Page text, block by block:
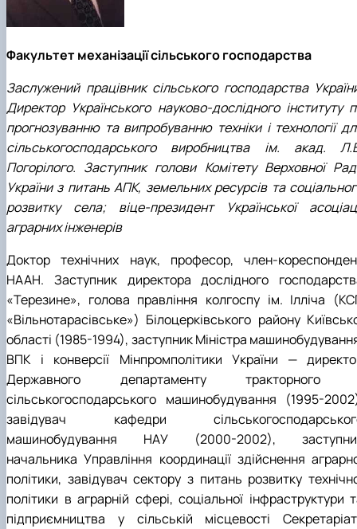
Факультет механізації сільського господарства
Заслужений працівник сільського господарства
Директор Українського науково-дослідного інституту
прогнозуванню та випробуванню техніки і технології
сільськогосподарського виробництва ім. акад.
Погорілого. Заступник голови Комітету Верховної
України з питань АПК, земельних ресурсів та
розвитку села; віце-президент Української
аграрних інженерів
Доктор технічних наук, професор, член-
НААН. Заступник директора дослідного
«Терезине», голова правління колгоспу ім. Ілліча
«Вільнотарасівське») Білоцерківського району
області (1985-1994), заступник Міністра
ВПК і конверсії Мінпромполітики України —
Державного департаменту тракторного
сільськогосподарського машинобудування (1995-
завідувач кафедри
машинобудування НАУ (2000-2002),
начальника Управління координації здійснення
політики, завідувач сектору з питань розвитку
політики в аграрній сфері, соціальної інфраструктури
підприємництва у сільській місцевості